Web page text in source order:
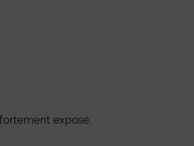
exposé.